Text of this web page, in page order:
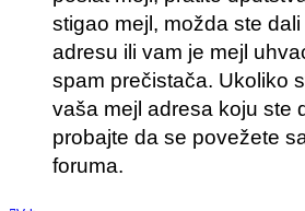
stigao mejl, možda ste
adresu ili vam je mejl
spam prečistača. Ukoliko
vaša mejl adresa koju ste
probajte da se povežete
foruma.